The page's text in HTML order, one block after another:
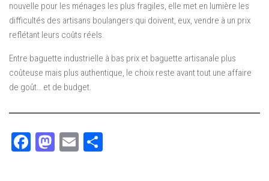
nouvelle pour les ménages les plus fragiles, elle met en lumière les
difficultés des artisans boulangers qui doivent, eux, vendre à un prix
reflétant leurs coûts réels.
Entre baguette industrielle à bas prix et baguette artisanale plus
coûteuse mais plus authentique, le choix reste avant tout une affaire
de goût… et de budget.
Facebook
Mastodon
Email